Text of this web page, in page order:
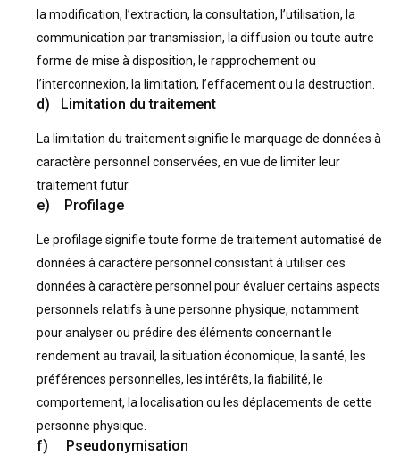
la modification, l’extraction, la consultation, l’utilisation, la
communication par transmission, la diffusion ou toute autre
forme de mise à disposition, le rapprochement ou
l’interconnexion, la limitation, l’effacement ou la destruction.
d) Limitation du traitement
La limitation du traitement signifie le marquage de données à
caractère personnel conservées, en vue de limiter leur
traitement futur.
e) Profilage
Le profilage signifie toute forme de traitement automatisé de
données à caractère personnel consistant à utiliser ces
données à caractère personnel pour évaluer certains aspects
personnels relatifs à une personne physique, notamment
pour analyser ou prédire des éléments concernant le
rendement au travail, la situation économique, la santé, les
préférences personnelles, les intérêts, la fiabilité, le
comportement, la localisation ou les déplacements de cette
personne physique.
f) Pseudonymisation